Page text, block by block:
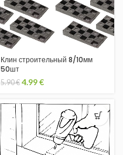
Клин строительный 8/10мм
50шт
5.90€ 4.99€